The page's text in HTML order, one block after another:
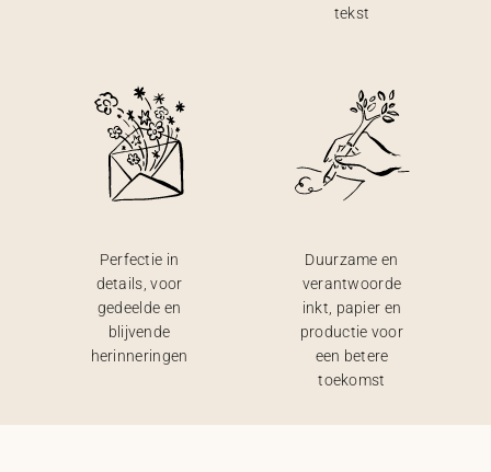
tekst
Perfectie in
details, voor
gedeelde en
blijvende
herinneringen
Duurzame en
verantwoorde
inkt, papier en
productie voor
een betere
toekomst